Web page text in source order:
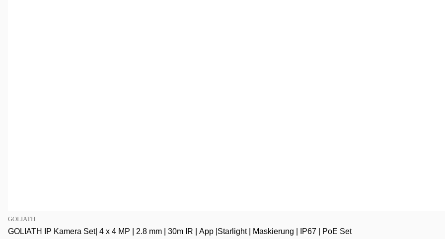
GOLIATH
GOLIATH IP Kamera Set| 4 x 4 MP | 2.8 mm | 30m IR | App |Starlight | Maskierung | IP67 | PoE Set